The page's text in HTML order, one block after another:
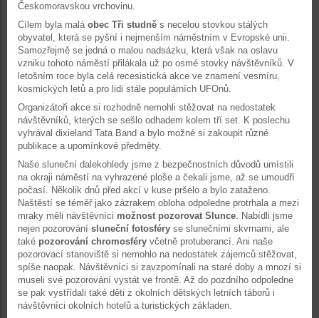
Českomoravskou vrchovinu.
Cílem byla malá obec Tři studně s necelou stovkou stálých
obyvatel, která se pyšní i nejmenším náměstním v Evropské unii.
Samozřejmě se jedná o malou nadsázku, která však na oslavu
vzniku tohoto náměstí přilákala už po osmé stovky návštěvníků. V
letošním roce byla celá recesistická akce ve znamení vesmíru,
kosmických letů a pro lidi stále populárních UFOnů.
Organizátoři akce si rozhodně nemohli stěžovat na nedostatek
návštěvníků, kterých se sešlo odhadem kolem tří set. K poslechu
vyhrával dixieland Tata Band a bylo možné si zakoupit různé
publikace a upomínkové předměty.
Naše sluneční dalekohledy jsme z bezpečnostních důvodů umístili
na okraji náměstí na vyhrazené ploše a čekali jsme, až se umoudří
počasí. Několik dnů před akcí v kuse pršelo a bylo zataženo.
Naštěstí se téměř jako zázrakem obloha odpoledne protrhala a mezi
mraky měli návštěvníci možnost pozorovat Slunce. Nabídli jsme
nejen pozorování sluneční fotosféry se slunečními skvrnami, ale
také pozorování chromosféry včetně protuberancí. Ani naše
pozorovací stanoviště si nemohlo na nedostatek zájemců stěžovat,
spíše naopak. Návštěvníci si zavzpomínali na staré doby a mnozí si
museli své pozorování vystát ve frontě. Až do pozdního odpoledne
se pak vystřídali také děti z okolních dětských letních táborů i
návštěvníci okolních hotelů a turistických základen.